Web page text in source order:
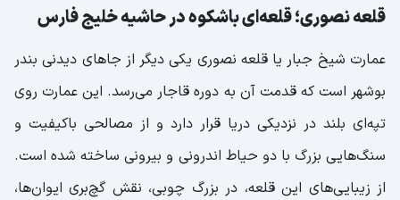
قلعه نصوری؛ قلعه‌ای باشکوه در حاشیه خلیج فارس
عمارت شیخ جبار یا قلعه نصوری یکی دیگر از جاهای دیدنی بندر
بوشهر است که قدمت آن به دوره قاجار می‌رسد. این عمارت روی
تپه‌ای بلند در نزدیکی دریا قرار دارد و از مصالحی باکیفیت و
سنگ‌هایی بزرگ با دو حیاط اندرونی و بیرونی ساخته شده است.
از زیبایی‌های این قلعه، در بزرگ چوبی، نقش گچ‌بری ایوان‌ها،